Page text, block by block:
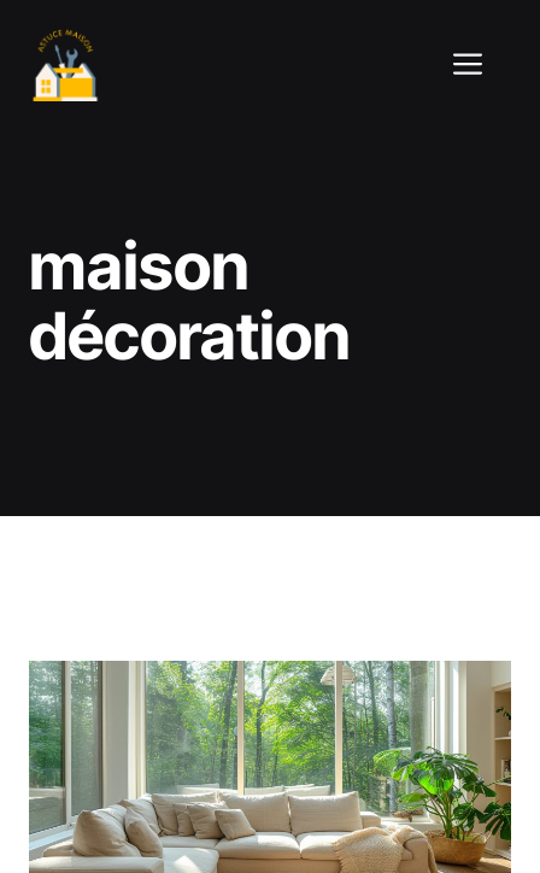
contenu
maison
décoration